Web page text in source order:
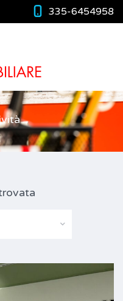
335-6454958